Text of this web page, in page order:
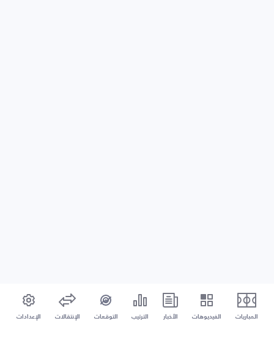
المباريات الفيديوهات الأخبار الترتيب التوقعات الإنتقالات الإعدادات